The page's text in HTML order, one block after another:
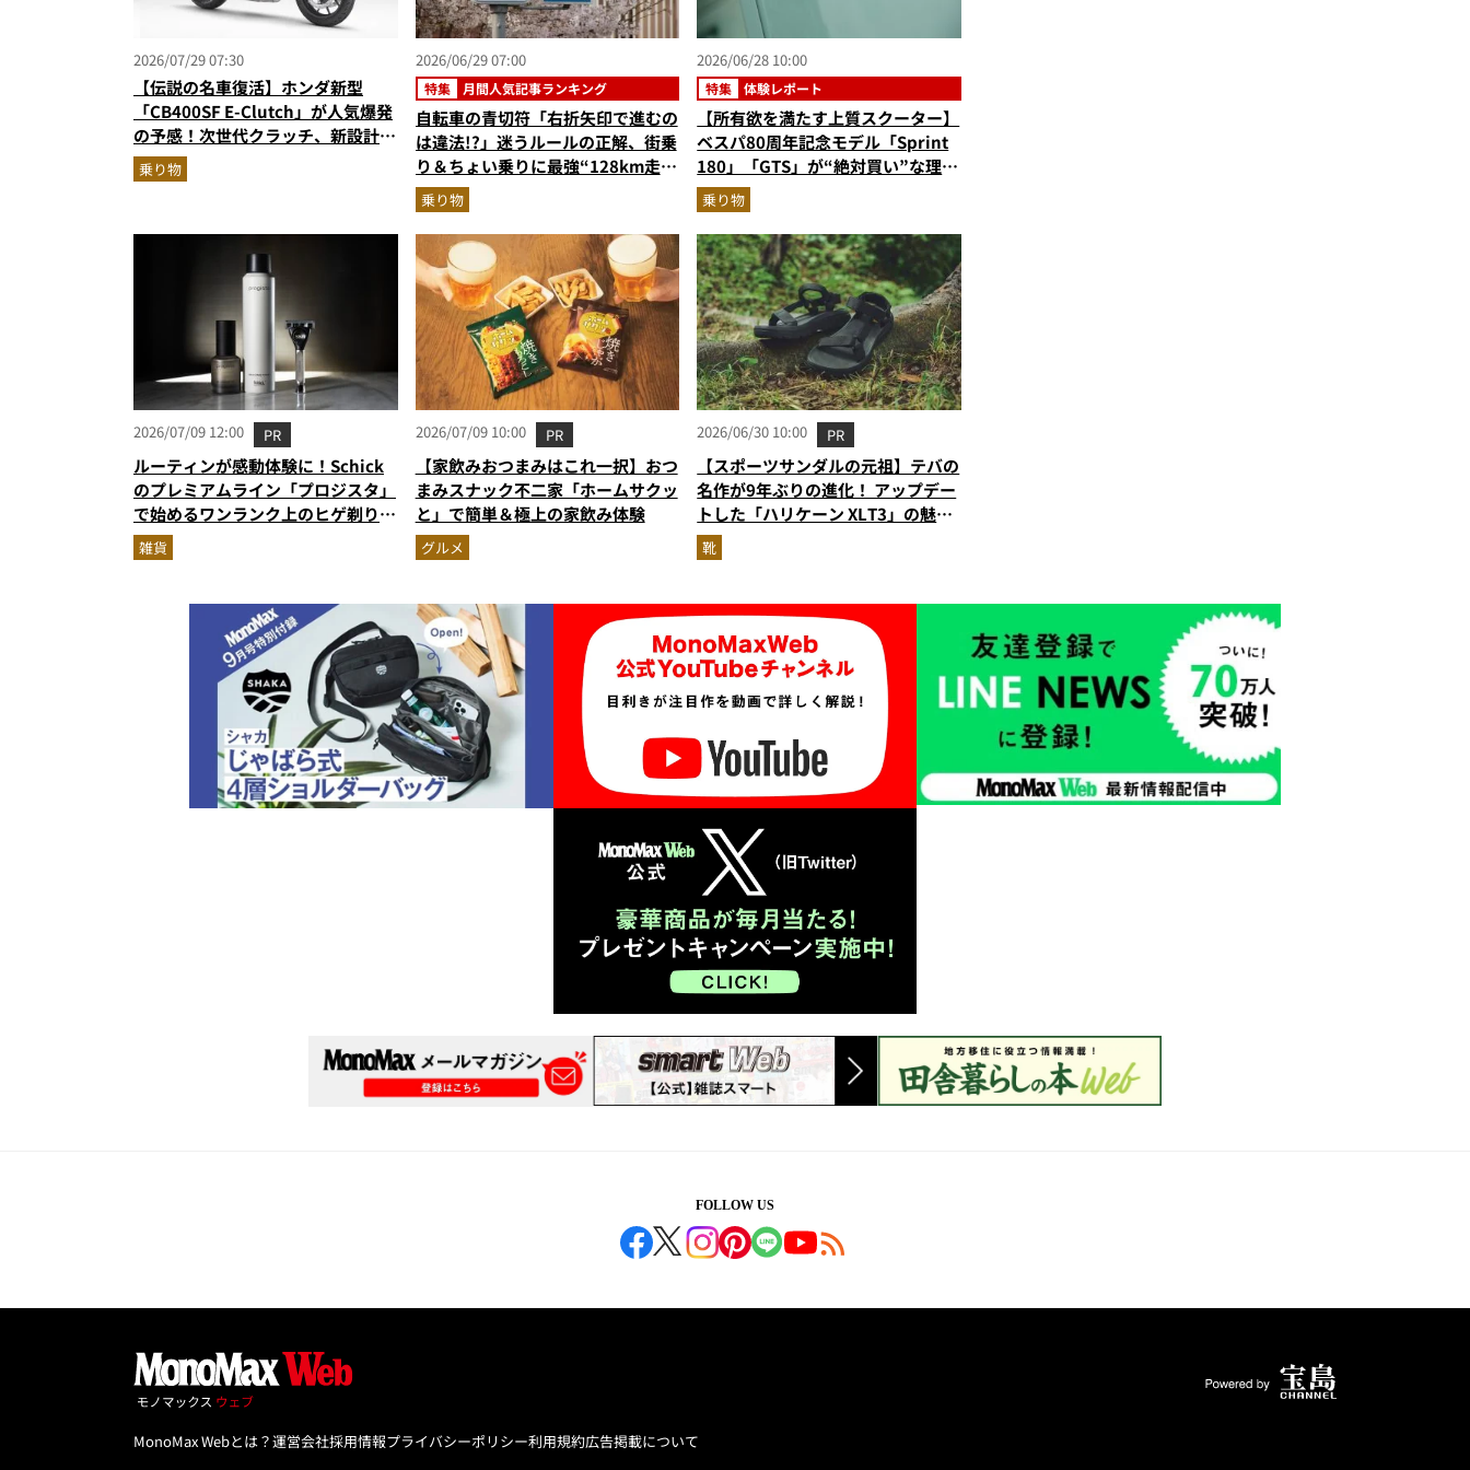
2026/07/29 07:30
【伝説の名車復活】ホンダ新型
「CB400SF E-Clutch」が人気爆発
の予感！次世代クラッチ、新設計の
直列4気筒エンジン搭載
乗り物
2026/06/29 07:00
特集 月間人気記事ランキング
自転車の青切符「右折矢印で進むの
は違法!?」迷うルールの正解、街乗
り＆ちょい乗りに最強“128km走れ
る”ヤマハミニベロ…ほか【自転車
の人気記事ランキングベスト3】
（2026年5月版）
乗り物
2026/06/28 10:00
特集 体験レポート
【所有欲を満たす上質スクーター】
ベスパ80周年記念モデル「Sprint
180」「GTS」が“絶対買い”な理由
とは？バイクのプロが生誕イベント
から実車レビュー！
乗り物
2026/07/09 12:00 PR
ルーティンが感動体験に！Schick
のプレミアムライン「プロジスタ」
で始めるワンランク上のヒゲ剃り習
慣
雑貨
2026/07/09 10:00 PR
【家飲みおつまみはこれ一択】おつ
まみスナック不二家「ホームサクッ
と」で簡単＆極上の家飲み体験
グルメ
2026/06/30 10:00 PR
【スポーツサンダルの元祖】テバの
名作が9年ぶりの進化！ アップデー
トした「ハリケーン XLT3」の魅力
を識者があらゆる角度から徹底解
説！
靴
FOLLOW US
MonoMax Webとは？運営会社採用情報プライバシーポリシー利用規約広告掲載について